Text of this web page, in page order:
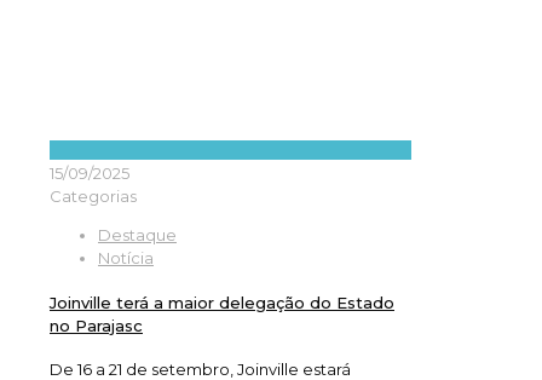
15/09/2025
Categorias
Destaque
Notícia
Joinville terá a maior delegação do Estado
no Parajasc
De 16 a 21 de setembro, Joinville estará